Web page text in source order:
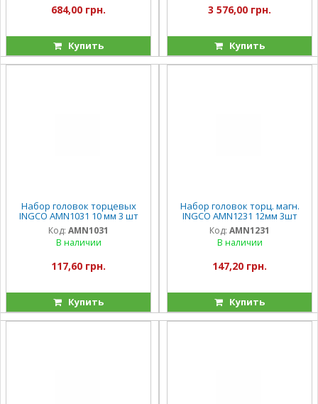
684,00 грн.
Купить
3 576,00 грн.
Купить
Набор головок торцевых
INGCO AMN1031 10 мм 3 шт
Код: AMN1031
В наличии
117,60 грн.
Купить
Набор головок торц. магн.
INGCO AMN1231 12мм 3шт
Код: AMN1231
В наличии
147,20 грн.
Купить